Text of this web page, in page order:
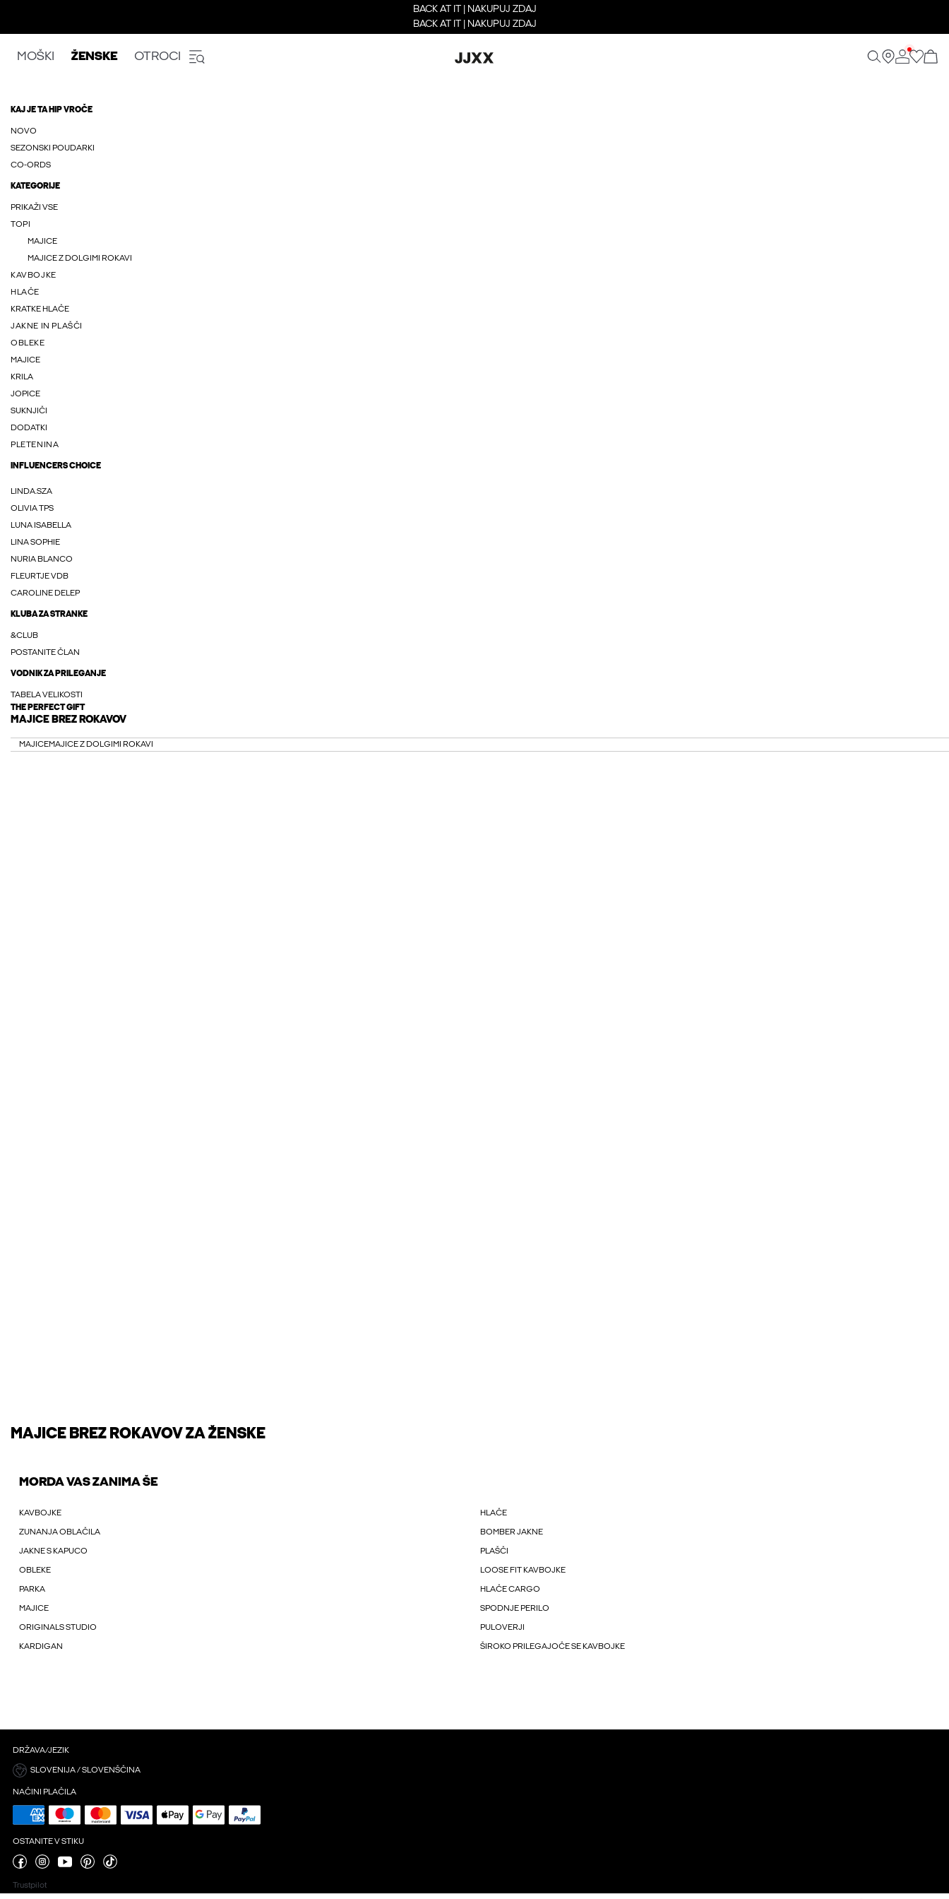
BACK AT IT | NAKUPUJ ZDAJ
BACK AT IT | NAKUPUJ ZDAJ
MOŠKI ŽENSKE OTROCI
KAJ JE TA HIP VROČE
NOVO
SEZONSKI POUDARKI
CO-ORDS
KATEGORIJE
PRIKAŽI VSE
TOPI
MAJICE
MAJICE Z DOLGIMI ROKAVI
KAVBOJKE
HLAČE
KRATKE HLAČE
JAKNE IN PLAŠČI
OBLEKE
MAJICE
KRILA
JOPICE
SUKNJIČI
DODATKI
PLETENINA
INFLUENCERS CHOICE
LINDA.SZA
OLIVIA TPS
LUNA ISABELLA
LINA SOPHIE
NURIA BLANCO
FLEURTJE VDB
CAROLINE DELEP
KLUBA ZA STRANKE
&CLUB
POSTANITE ČLAN
VODNIK ZA PRILEGANJE
TABELA VELIKOSTI
THE PERFECT GIFT
MAJICE BREZ ROKAVOV
MAJICEMAJICE Z DOLGIMI ROKAVI
MAJICE BREZ ROKAVOV ZA ŽENSKE
MORDA VAS ZANIMA ŠE
KAVBOJKE HLAČE
ZUNANJA OBLAČILA BOMBER JAKNE
JAKNE S KAPUCO PLAŠČI
OBLEKE LOOSE FIT KAVBOJKE
PARKA HLAČE CARGO
MAJICE SPODNJE PERILO
ORIGINALS STUDIO PULOVERJI
KARDIGAN ŠIROKO PRILEGAJOČE SE KAVBOJKE
DRŽAVA/JEZIK
SLOVENIJA / SLOVENŠČINA
NAČINI PLAČILA
OSTANITE V STIKU
Trustpilot